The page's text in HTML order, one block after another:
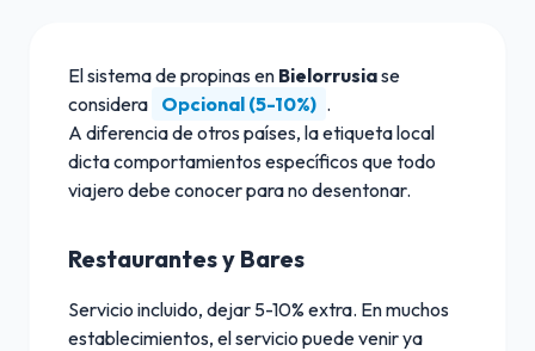
El sistema de propinas en Bielorrusiase
considera Opcional (5-10%) .
A diferencia de otros países, la etiqueta local
dicta comportamientos específicos que todo
viajero debe conocer para no desentonar.
Restaurantes y Bares
Servicio incluido, dejar 5-10% extra. En muchos
establecimientos, el servicio puede venir ya